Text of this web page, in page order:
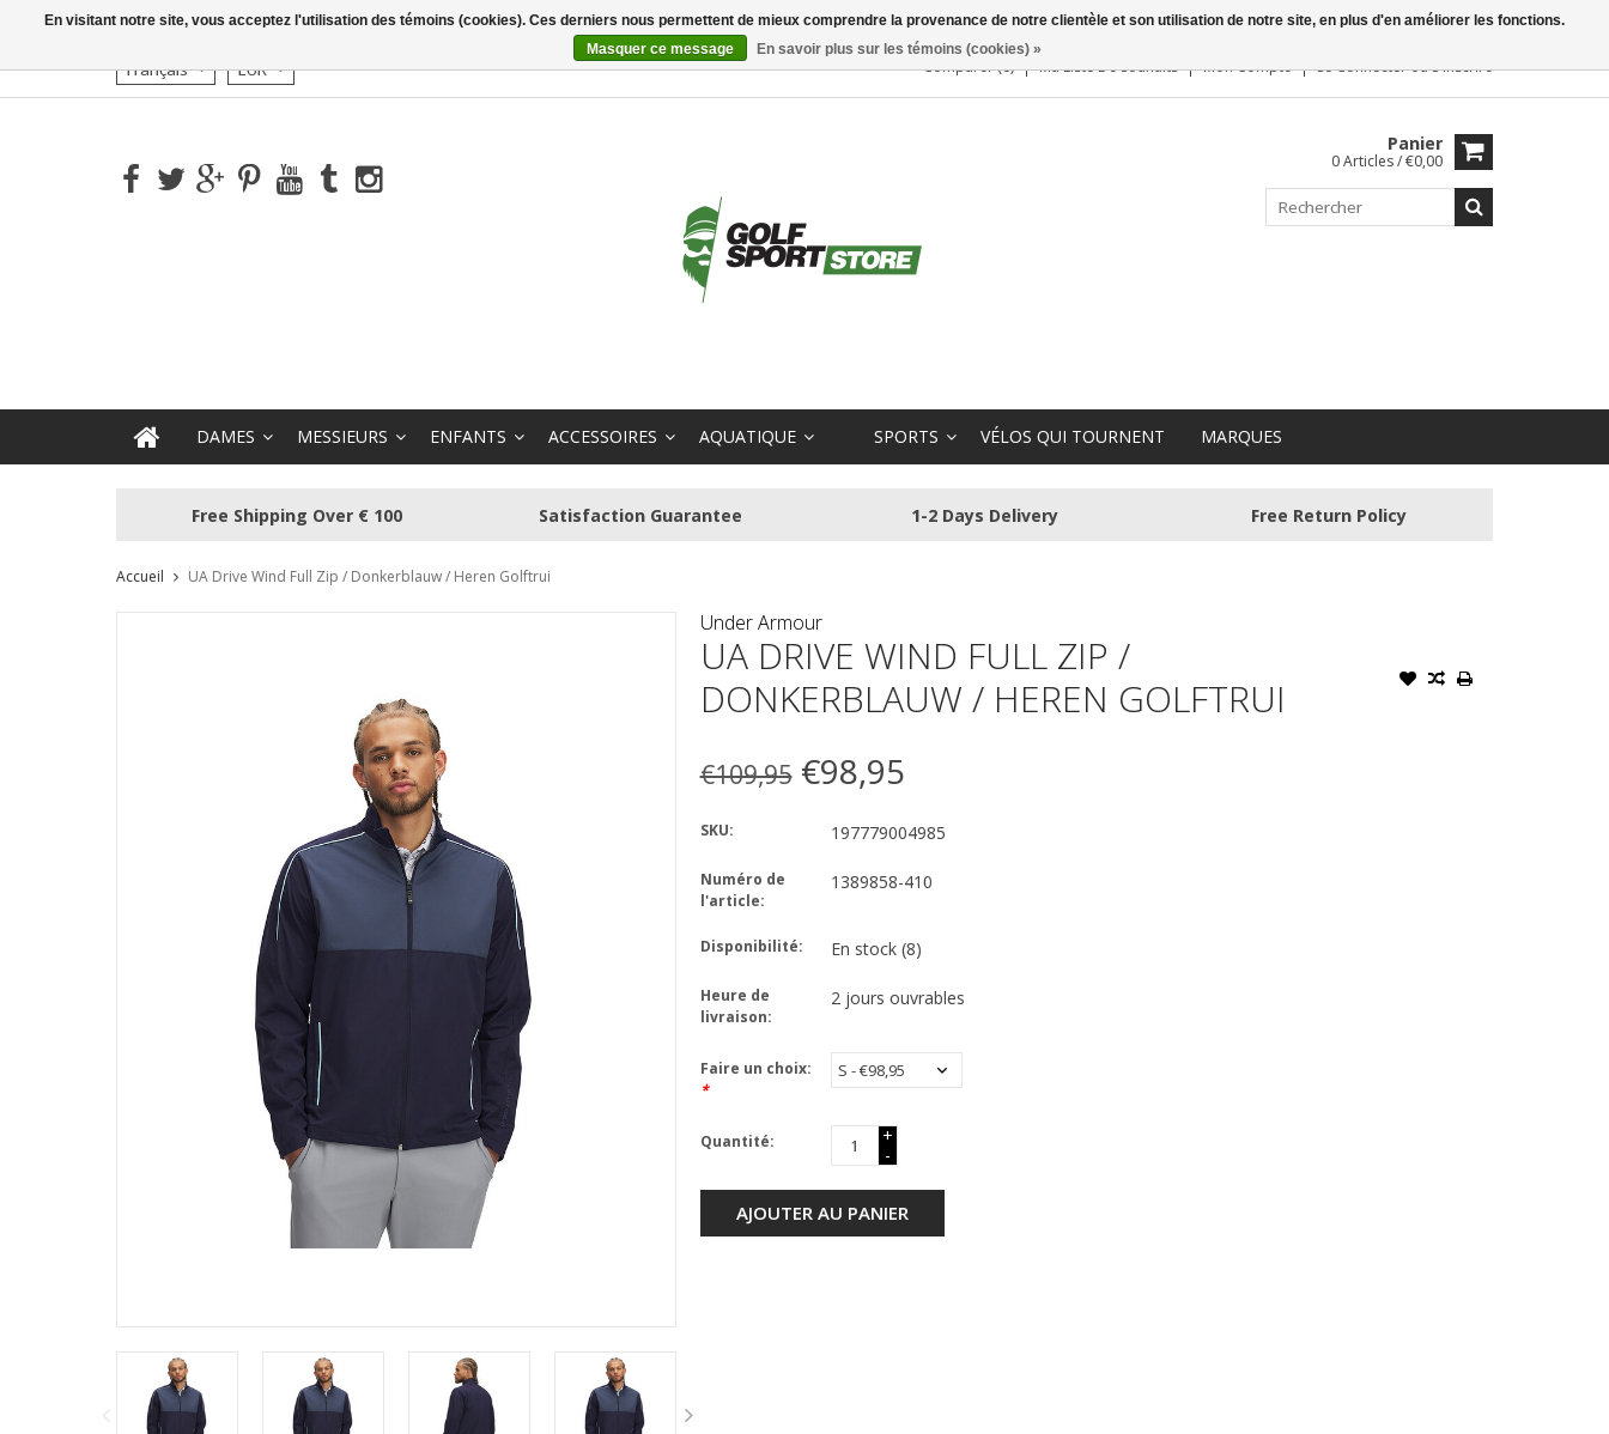
Français EUR Comparer (0) Ma Liste De Souhaits Mon Compte Se ConnecterouS'inscrire
Panier
0 Articles / €0,00
DAMES MESSIEURS ENFANTS ACCESSOIRES AQUATIQUE SPORTS VÉLOS QUI TOURNENT MARQUES
Free Shipping Over € 100 Satisfaction Guarantee 1-2 Days Delivery Free Return Policy
Accueil UA Drive Wind Full Zip / Donkerblauw / Heren Golftrui
Under Armour
UA DRIVE WIND FULL ZIP /
DONKERBLAUW / HEREN GOLFTRUI
€109,95 €98,95
SKU: 197779004985
Numéro de
l'article:
1389858-410
Disponibilité: En stock (8)
Heure de
livraison:
2 jours ouvrables
Faire un choix:
*
Quantité:
+
-
AJOUTER AU PANIER
En visitant notre site, vous acceptez l'utilisation des témoins (cookies). Ces derniers nous permettent de mieux comprendre la provenance de notre clientèle et son utilisation de notre site, en plus d'en améliorer les fonctions.
Masquer ce message
En savoir plus sur les témoins (cookies) »